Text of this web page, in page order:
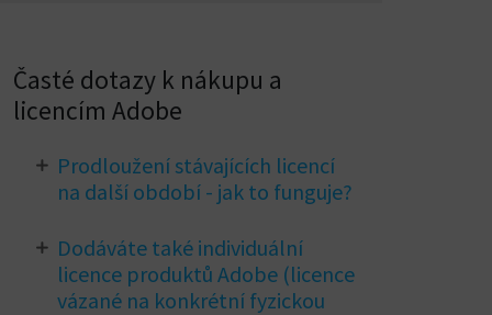
Časté dotazy k nákupu a
licencím Adobe
Prodloužení stávajících licencí
na další období - jak to funguje?
standardně vypnutou funkci
automatické obnovy. Zhruba 30 dnů před
výročním datem vás budeme
Dodáváte také individuální
licence produktů Adobe (licence
vázané na konkrétní fyzickou